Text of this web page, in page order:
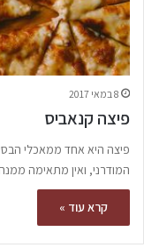
8 במאי 2017
פיצה קנאביס
פיצה היא אחד ממאכלי
המודרני, ואין מתאימה
קרא עוד »